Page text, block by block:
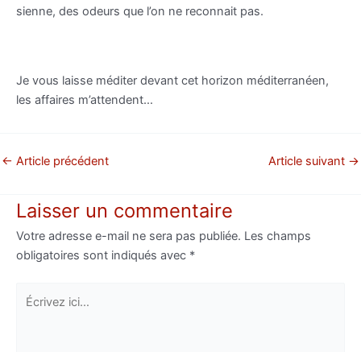
sienne, des odeurs que l’on ne reconnait pas.
Je vous laisse méditer devant cet horizon méditerranéen,
les affaires m’attendent…
← Article précédent Article suivant →
Laisser un commentaire
Votre adresse e-mail ne sera pas publiée. Les champs
obligatoires sont indiqués avec *
Écrivez
ici…